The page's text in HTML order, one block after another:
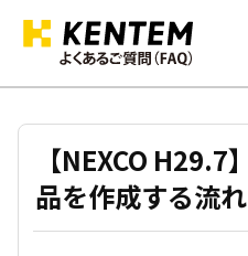
【NEXCO
品を作成する流